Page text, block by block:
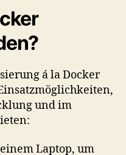
á la Docker
und im
Laptop, um